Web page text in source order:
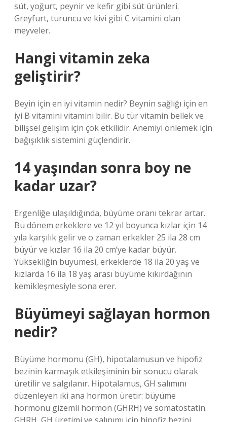
süt, yoğurt, peynir ve kefir gibi süt ürünleri.
Greyfurt, turuncu ve kivi gibi C vitamini olan
meyveler.
Hangi vitamin zeka
geliştirir?
Beyin için en iyi vitamin nedir? Beynin sağlığı için en
iyi B vitamini vitamini bilir. Bu tür vitamin bellek ve
bilişsel gelişim için çok etkilidir. Anemiyi önlemek için
bağışıklık sistemini güçlendirir.
14 yaşından sonra boy ne
kadar uzar?
Ergenliğe ulaşıldığında, büyüme oranı tekrar artar.
Bu dönem erkeklere ve 12 yıl boyunca kızlar için 14
yıla karşılık gelir ve o zaman erkekler 25 ila 28 cm
büyür ve kızlar 16 ila 20 cm’ye kadar büyür.
Yüksekliğin büyümesi, erkeklerde 18 ila 20 yaş ve
kızlarda 16 ila 18 yaş arası büyüme kıkırdağının
kemikleşmesiyle sona erer.
Büyümeyi sağlayan hormon
nedir?
Büyüme hormonu (GH), hipotalamusun ve hipofiz
bezinin karmaşık etkileşiminin bir sonucu olarak
üretilir ve salgılanır. Hipotalamus, GH salımını
düzenleyen iki ana hormon üretir: büyüme
hormonu gizemli hormon (GHRH) ve somatostatin.